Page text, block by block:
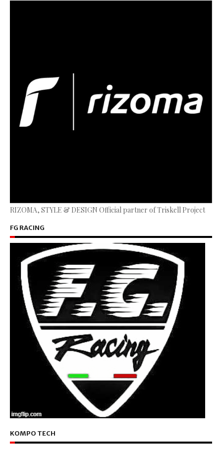
RIZOMA, STYLE & DESIGN Official partner of Triskell Project
FG RACING
KOMPO TECH